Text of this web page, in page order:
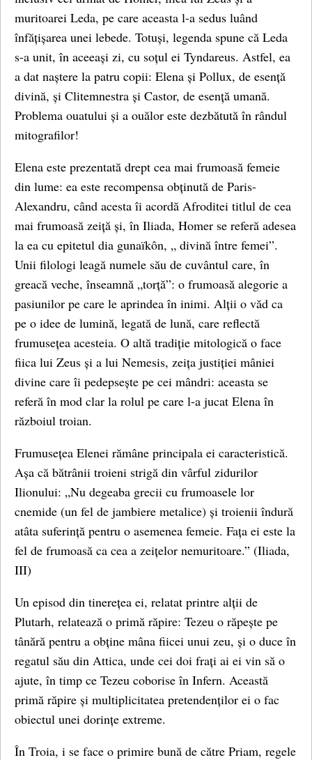
muritoarei Leda, pe care aceasta l-a sedus luând
înfățișarea unei lebede. Totuși, legenda spune că Leda
s-a unit, în aceeași zi, cu soțul ei Tyndareus. Astfel, ea
a dat naștere la patru copii: Elena și Pollux, de esență
divină, și Clitemnestra și Castor, de esență umană.
Problema ouatului și a ouălor este dezbătută în rândul
mitografilor!
Elena este prezentată drept cea mai frumoasă femeie
din lume: ea este recompensa obținută de Paris-
Alexandru, când acesta îi acordă Afroditei titlul de cea
mai frumoasă zeiță și, în Iliada, Homer se referă adesea
la ea cu epitetul dia gunaïkôn, „ divină între femei”.
Unii filologi leagă numele său de cuvântul care, în
greacă veche, înseamnă „torță”: o frumoasă alegorie a
pasiunilor pe care le aprindea în inimi. Alții o văd ca
pe o idee de lumină, legată de lună, care reflectă
frumusețea acesteia. O altă tradiție mitologică o face
fiica lui Zeus și a lui Nemesis, zeița justiției mâniei
divine care îi pedepsește pe cei mândri: aceasta se
referă în mod clar la rolul pe care l-a jucat Elena în
războiul troian.
Frumusețea Elenei rămâne principala ei caracteristică.
Așa că bătrânii troieni strigă din vârful zidurilor
Ilionului: „Nu degeaba grecii cu frumoasele lor
cnemide (un fel de jambiere metalice) și troienii îndură
atâta suferință pentru o asemenea femeie. Fața ei este la
fel de frumoasă ca cea a zeițelor nemuritoare.” (Iliada,
III)
Un episod din tinerețea ei, relatat printre alții de
Plutarh, relatează o primă răpire: Tezeu o răpește pe
tânără pentru a obține mâna fiicei unui zeu, și o duce în
regatul său din Attica, unde cei doi frați ai ei vin să o
ajute, în timp ce Tezeu coborise în Infern. Această
primă răpire și multiplicitatea pretendenților ei o fac
obiectul unei dorințe extreme.
În Troia, i se face o primire bună de către Priam, regele